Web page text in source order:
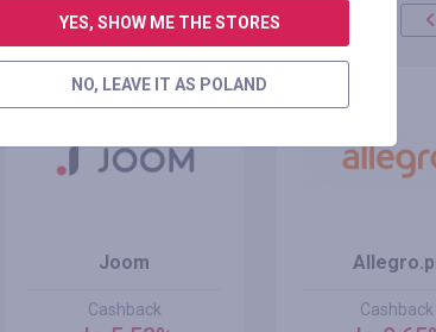
Joom
Cashback Cashback
YES, SHOW ME THE STORES
NO, LEAVE IT AS POLAND